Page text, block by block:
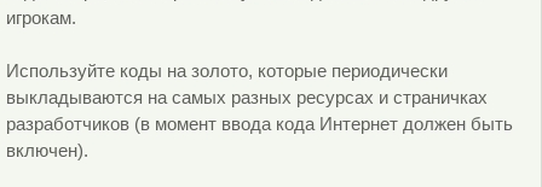
игрокам.
Используйте коды на золото, которые периодически
выкладываются на самых разных ресурсах и страничках
разработчиков (в момент ввода кода Интернет должен быть
включен).